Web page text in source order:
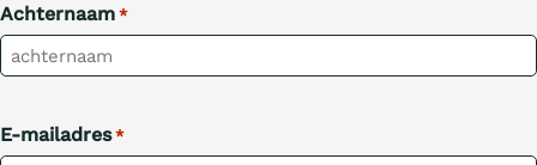
Achternaam *
E-mailadres *